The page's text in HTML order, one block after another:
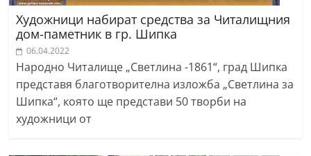
Художници набират средства за Читалищния
дом-паметник в гр. Шипка
06.04.2022
Народно Читалище „Светлина -1861“, град Шипка
представя благотворителна изложба „Светлина за
Шипка“, която ще представи 50 творби на
художници от